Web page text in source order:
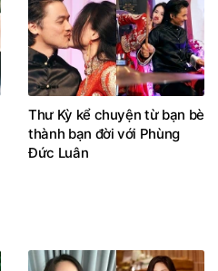
Thư Kỳ kể chuyện từ bạn bè
thành bạn đời với Phùng
Đức Luân